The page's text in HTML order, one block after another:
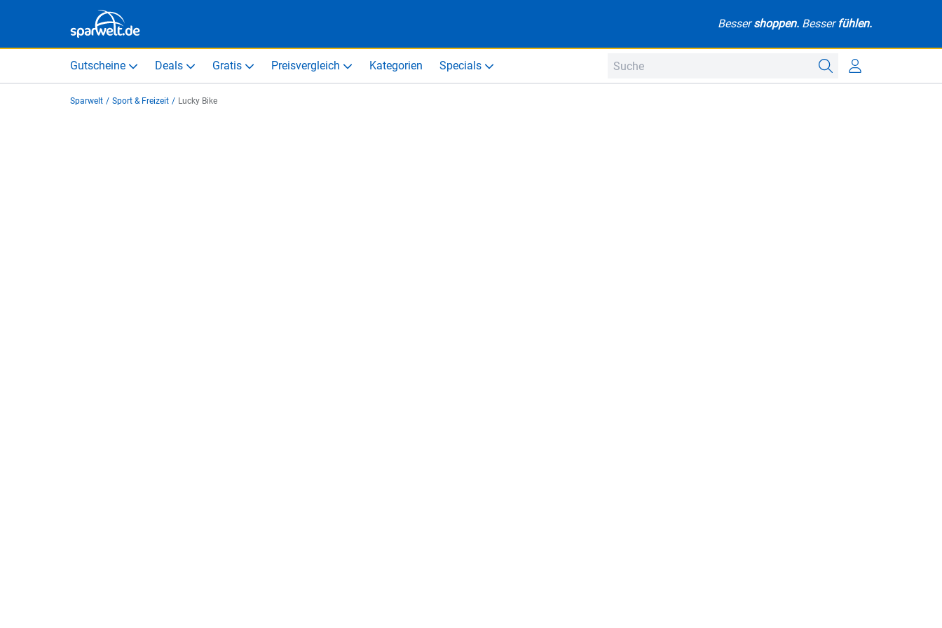
Bessershoppen. Besserfühlen.
Gutscheine Deals Gratis Preisvergleich Kategorien Specials
Sparwelt / Sport & Freizeit / Lucky Bike